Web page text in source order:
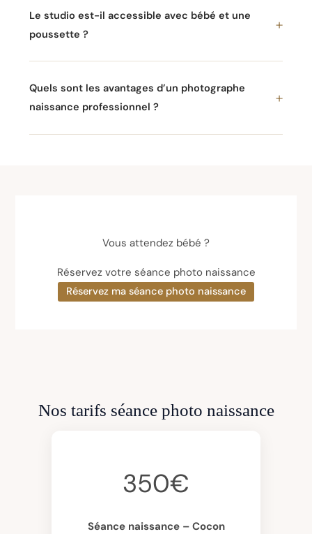
Le studio est-il accessible avec bébé et une
poussette ?
Quels sont les avantages d’un photographe
naissance professionnel ?
Vous attendez bébé ?
Réservez votre séance photo naissance
Réservez ma séance photo naissance
Nos tarifs séance photo naissance
350€
Séance naissance – Cocon